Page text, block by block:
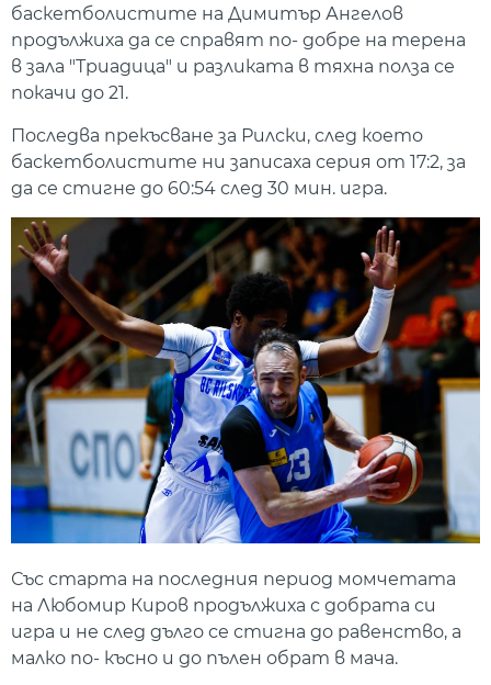
баскетболистите на Димитър Ангелов
продължиха да се справят по- добре на терена
в зала "Триадица" и разликата в тяхна полза се
покачи до 21.
Последва прекъсване за Рилски, след което
баскетболистите ни записаха серия от 17:2, за
да се стигне до 60:54 след 30 мин. игра.
Със старта на последния период момчетата
на Любомир Киров продължиха с добрата си
игра и не след дълго се стигна до равенство, а
малко по- късно и до пълен обрат в мача.